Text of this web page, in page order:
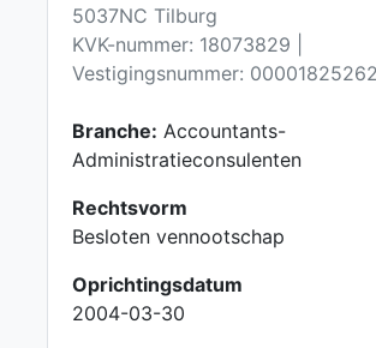
5037NC Tilburg
KVK-nummer: 18073829 |
Vestigingsnummer:
Branche: Accountants-
Administratieconsulenten
Rechtsvorm
Besloten vennootschap
Oprichtingsdatum
2004-03-30